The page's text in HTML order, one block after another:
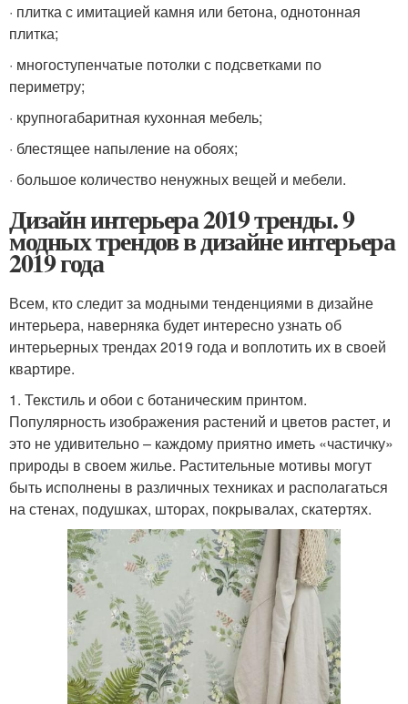
· плитка с имитацией камня или бетона, однотонная
плитка;
· многоступенчатые потолки с подсветками по
периметру;
· крупногабаритная кухонная мебель;
· блестящее напыление на обоях;
· большое количество ненужных вещей и мебели.
Дизайн интерьера 2019 тренды. 9
модных трендов в дизайне интерьера
2019 года
Всем, кто следит за модными тенденциями в дизайне
интерьера, наверняка будет интересно узнать об
интерьерных трендах 2019 года и воплотить их в своей
квартире.
1. Текстиль и обои с ботаническим принтом.
Популярность изображения растений и цветов растет, и
это не удивительно – каждому приятно иметь «частичку»
природы в своем жилье. Растительные мотивы могут
быть исполнены в различных техниках и располагаться
на стенах, подушках, шторах, покрывалах, скатертях.